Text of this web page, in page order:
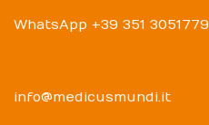
WhatsApp +39 351 3051779
info@medicusmundi.it